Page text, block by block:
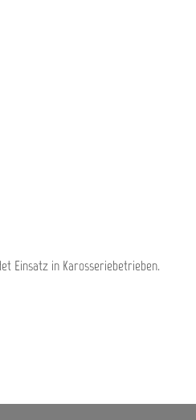
Einsatz in Karosseriebetrieben.